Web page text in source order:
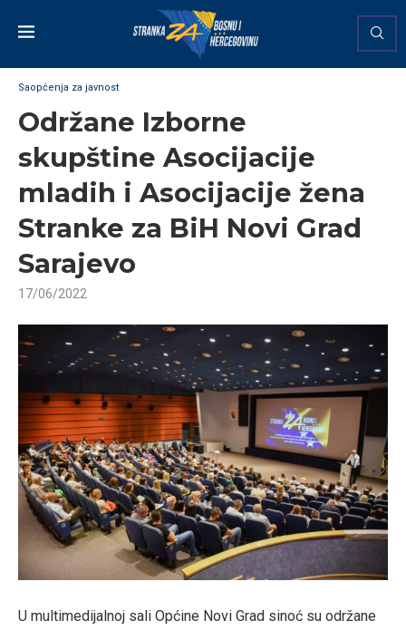
Saopćenja za javnost
Održane Izborne
skupštine Asocijacije
mladih i Asocijacije žena
Stranke za BiH Novi Grad
Sarajevo
17/06/2022
U multimedijalnoj sali Općine Novi Grad sinoć su održane